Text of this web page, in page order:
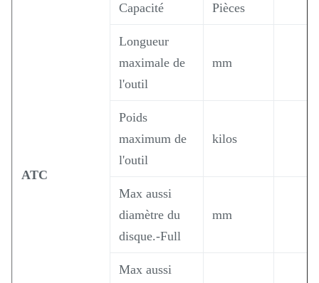
ATC
Capacité Pièces
Longueur
maximale de
l'outil
mm
Poids
maximum de
l'outil
kilos
Max aussi
diamètre du
disque.-Full
mm
Max aussi